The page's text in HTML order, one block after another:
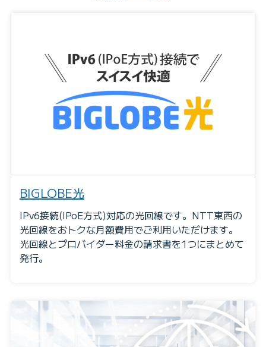
BIGLOBE光
IPv6接続(IPoE方式)対応の光回線です。NTT東西の
光回線をおトクな月額費用でご利用いただけます。
光回線とプロバイダー料金の請求書を1つにまとめて
発行。